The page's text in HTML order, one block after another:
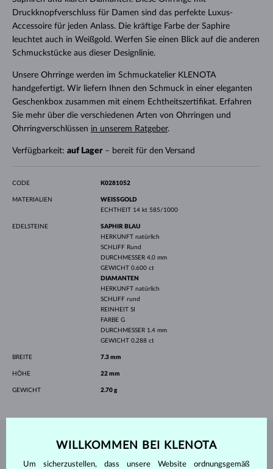
Druckknopfverschluss für Damen sind das perfekte Luxus-
Accessoire für jeden Anlass. Die kräftige Farbe der Saphire
leuchtet auch in Weißgold. Werfen Sie einen Blick auf die anderen
Schmuckstücke aus dieser Designlinie.
Unsere Ohrringe werden im Schmuckatelier KLENOTA
handgefertigt. Wir liefern Ihnen den Schmuck in einer eleganten
Geschenkbox zusammen mit einem Echtheitszertifikat. Erfahren
Sie mehr über die verschiedenen Arten von Ohrringen und
Ohrringverschlüssen in unserem Ratgeber.
Verfügbarkeit: auf Lager– bereit für den Versand
CODE K0281052
MATERIALIEN
WEISSGOLD
ECHTHEIT 14 kt 585/1000
EDELSTEINE
SAPHIR BLAU
HERKUNFT natürlich
SCHLIFF Rund
DURCHMESSER 4.0 mm
GEWICHT 0.600 ct
DIAMANTEN
HERKUNFT natürlich
SCHLIFF rund
REINHEIT SI
FARBE G
DURCHMESSER 1.4 mm
GEWICHT 0.288 ct
BREITE 7.3 mm
HÖHE 22 mm
GEWICHT 2.70 g
SCHMUCK AUS DEMKLENOTA ATELIER
WILLKOMMEN BEI KLENOTA
Um sicherzustellen, dass unsere Website ordnungsgemäß